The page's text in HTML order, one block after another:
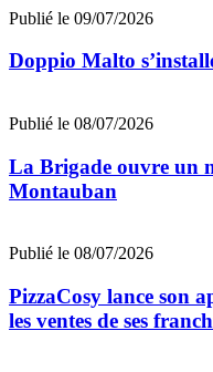
Publié le 09/07/2026
Doppio Malto
Publié le 08/07/2026
La Brigade ouvre un
Montauban
Publié le 08/07/2026
PizzaCosy lance son
les ventes de ses